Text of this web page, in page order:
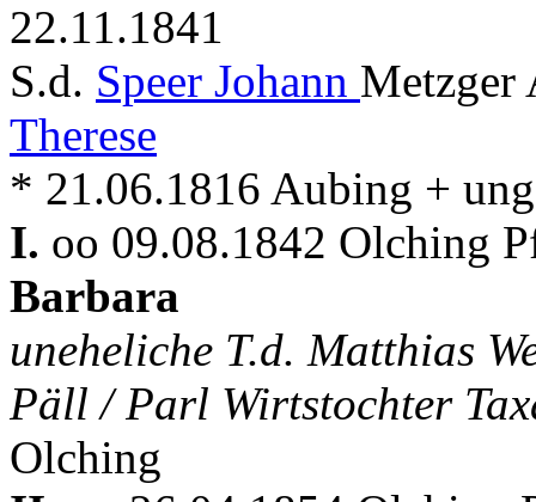
22.11.1841
S.d. Speer Johann Metzger
Therese
* 21.06.1816 Aubing +
I. oo 09.08.1842 Olching
Barbara
uneheliche T.d. Matthias
Päll / Parl Wirtstochter
Olching